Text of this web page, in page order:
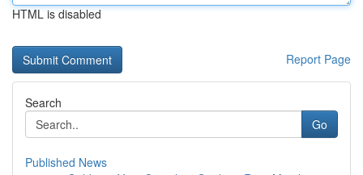
HTML is disabled
Report Page
Search
Go
Published News